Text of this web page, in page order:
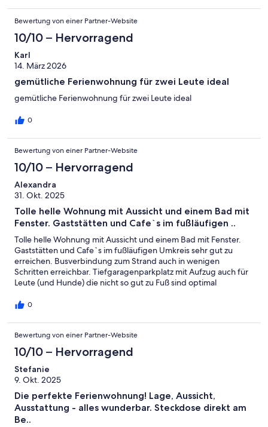
Bewertung von einer Partner-Website
10/10 – Hervorragend
Karl
14. März 2026
gemütliche Ferienwohnung für zwei Leute ideal
gemütliche Ferienwohnung für zwei Leute ideal
0
Bewertung von einer Partner-Website
10/10 – Hervorragend
Alexandra
31. Okt. 2025
Tolle helle Wohnung mit Aussicht und einem Bad mit
Fenster. Gaststätten und Cafe`s im fußläufigen ..
Tolle helle Wohnung mit Aussicht und einem Bad mit Fenster.
Gaststätten und Cafe`s im fußläufigen Umkreis sehr gut zu
erreichen. Busverbindung zum Strand auch in wenigen
Schritten erreichbar. Tiefgaragenparkplatz mit Aufzug auch für
Leute (und Hunde) die nicht so gut zu Fuß sind optimal
0
Bewertung von einer Partner-Website
10/10 – Hervorragend
Stefanie
9. Okt. 2025
Die perfekte Ferienwohnung! Lage, Aussicht,
Ausstattung - alles wunderbar. Steckdose direkt am
Be..